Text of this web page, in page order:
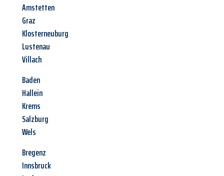
Amstetten
Graz
Klosterneuburg
Lustenau
Villach
Baden
Hallein
Krems
Salzburg
Wels
Bregenz
Innsbruck